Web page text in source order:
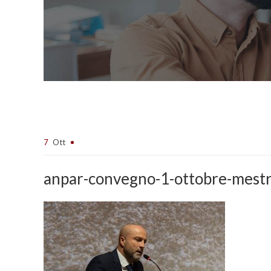
7 Ott
anpar-convegno-1-ottobre-